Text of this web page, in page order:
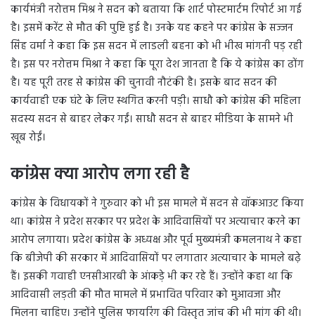
कार्यमंत्री नरोत्तम मिश्र ने सदन को बताया कि शार्ट पोस्टमार्टम रिपोर्ट आ गई
है। इसमें करेंट से मौत की पुष्टि हुई है। उनके यह कहने पर कांग्रेस के सज्जन
सिंह वर्मा ने कहा कि इस सदन में लाडली बहना को भी भीख मांगनी पड़ रही
है। इस पर नरोत्तम मिश्रा ने कहा कि पूरा देश जानता है कि ये कांग्रेस का ढोंग
है। यह पूरी तरह से कांग्रेस की चुनावी नौटंकी है। इसके बाद सदन की
कार्यवाही एक घंटे के लिए स्थगित करनी पड़ी। साधौ को कांग्रेस की महिला
सदस्य सदन से बाहर लेकर गईं। साधौ सदन से बाहर मीडिया के सामने भी
खूब रोईं।
कांग्रेस क्या आरोप लगा रही है
कांग्रेस के विधायकों ने गुरुवार को भी इस मामले में सदन से वॉकआउट किया
था। कांग्रेस ने प्रदेश सरकार पर प्रदेश के आदिवासियों पर अत्याचार करने का
आरोप लगाया। प्रदेश कांग्रेस के अध्यक्ष और पूर्व मुख्यमंत्री कमलनाथ ने कहा
कि बीजेपी की सरकार में आदिवासियों पर लगातार अत्याचार के मामले बढ़े
हैं। इसकी गवाही एनसीआरबी के आंकड़े भी कर रहे हैं। उन्होंने कहा था कि
आदिवासी लड़ती की मौत मामले में प्रभावित परिवार को मुआवजा और
मिलना चाहिए। उन्होंने पुलिस फायरिंग की विस्तृत जांच की भी मांग की थी।